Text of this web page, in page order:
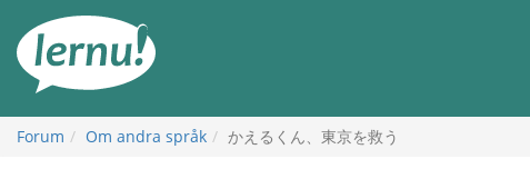
sidans
innehåll
Forum Om andra språk かえるくん、東京を救う